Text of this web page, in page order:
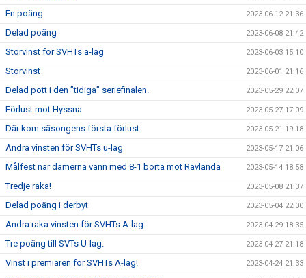
En poäng 2023-06-12 21:36
Delad poäng 2023-06-08 21:42
Storvinst för SVHTs a-lag 2023-06-03 15:10
Storvinst 2023-06-01 21:16
Delad pott i den ”tidiga” seriefinalen. 2023-05-29 22:07
Förlust mot Hyssna 2023-05-27 17:09
Där kom säsongens första förlust 2023-05-21 19:18
Andra vinsten för SVHTs u-lag 2023-05-17 21:06
Målfest när damerna vann med 8-1 borta mot Rävlanda 2023-05-14 18:58
Tredje raka! 2023-05-08 21:37
Delad poäng i derbyt 2023-05-04 22:00
Andra raka vinsten för SVHTs A-lag. 2023-04-29 18:35
Tre poäng till SVTs U-lag. 2023-04-27 21:18
Vinst i premiären för SVHTs A-lag! 2023-04-24 21:33